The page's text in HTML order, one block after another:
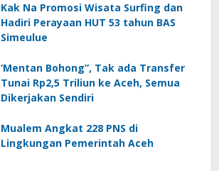
Kak Na Promosi Wisata Surfing dan
Hadiri Perayaan HUT 53 tahun BAS
Simeulue
‘Mentan Bohong”, Tak ada Transfer
Tunai Rp2,5 Triliun ke Aceh, Semua
Dikerjakan Sendiri
Mualem Angkat 228 PNS di
Lingkungan Pemerintah Aceh